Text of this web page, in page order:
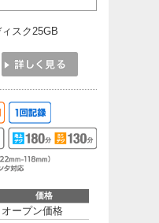
スク25GB
価格
オープン価格